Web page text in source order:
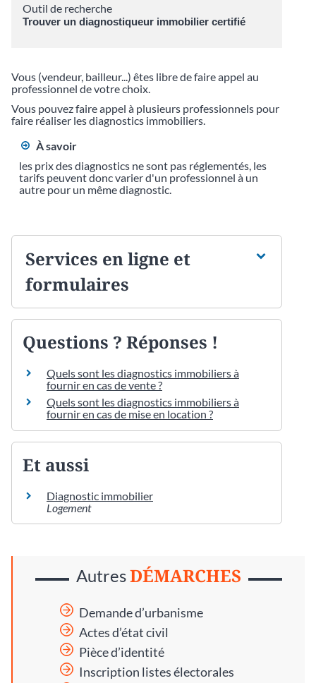
Outil de recherche
Trouver un diagnostiqueur immobilier certifié
Vous (vendeur, bailleur...) êtes libre de faire appel au
professionnel de votre choix.
Vous pouvez faire appel à plusieurs professionnels pour
faire réaliser les diagnostics immobiliers.
À savoir
les prix des diagnostics ne sont pas réglementés, les
tarifs peuvent donc varier d'un professionnel à un
autre pour un même diagnostic.
Services en ligne et
formulaires
Questions ? Réponses !
Quels sont les diagnostics immobiliers à
fournir en cas de vente ?
Quels sont les diagnostics immobiliers à
fournir en cas de mise en location ?
Et aussi
Diagnostic immobilier
Logement
AutresDÉMARCHES
Demande d’urbanisme
Actes d’état civil
Pièce d’identité
Inscription listes électorales